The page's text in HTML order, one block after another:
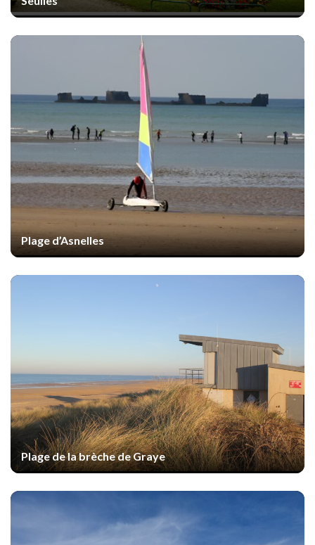
Plage d’Asnelles
Plage de la brèche de Graye